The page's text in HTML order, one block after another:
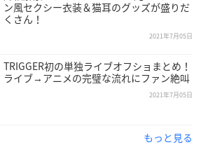
(四葉 環 役)、江口拓也 (六弥ナギ
役)、斉藤壮馬 (九条 天 役)、佐藤拓也
介 (千 役)
田俊樹 (和泉一織 役)、代永 翼 (和泉三
役)、阿部 敦 (逢坂壮五 役)、保志総一朗
役)、木村 昴 (狗丸トウマ 役)、西山
ン風セクシー衣装＆猫耳のグッズが盛りだ
くさん！
2021年7月05日
TRIGGER初の単独ライブオフショまとめ！
ライブ→アニメの完璧な流れにファン絶叫
2021年7月05日
もっと見る